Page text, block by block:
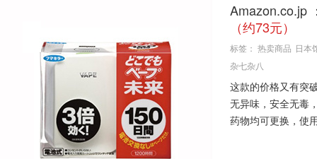
Amazon.co.jp
（约73元）
标签： 热卖商品 日本
杂七杂八
这款的价格又有突
无异味，安全无毒
药物均可更换，使